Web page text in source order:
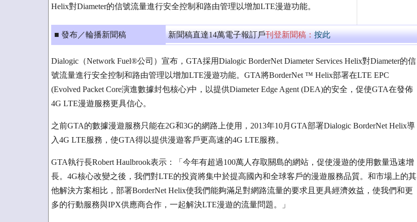
Helix對Diameter的信號流量進行安全控制和路由管理以增加LTE漫遊功能。
■ 發布／輪播新聞稿 新聞稿直達14萬電子報訂戶刊登新聞稿：按此
Dialogic（Network Fuel®公司）宣布，GTA採用Dialogic BorderNet Diameter Services Helix對Diameter的信
號流量進行安全控制和路由管理以增加LTE漫遊功能。GTA將BorderNet ™ Helix部署在LTE EPC
(Evolved Packet Core演進數據封包核心)中，以提供Diameter Edge Agent (DEA)的安全，促使GTA在發佈
4G LTE漫遊服務更具信心。
之前GTA的數據漫遊服務只能在2G和3G的網路上使用，2013年10月GTA部署Dialogic BorderNet Helix導
入4G LTE服務，使GTA得以提供漫遊客戶更高速的4G LTE服務。
GTA執行長Robert Haulbrook表示：「今年有超過100萬人存取關島的網站，促使漫遊的使用數量迅速增
長。4G核心改變之後，我們對LTE的投資將集中於提高國內和全球客戶的漫遊服務品質。和市場上的其
他解決方案相比，部署BorderNet Helix使我們能夠滿足對網路流量的要求且更具經濟效益，使我們和更
多的行動服務與IPX供應商合作，一起解決LTE漫遊的流量問題。」